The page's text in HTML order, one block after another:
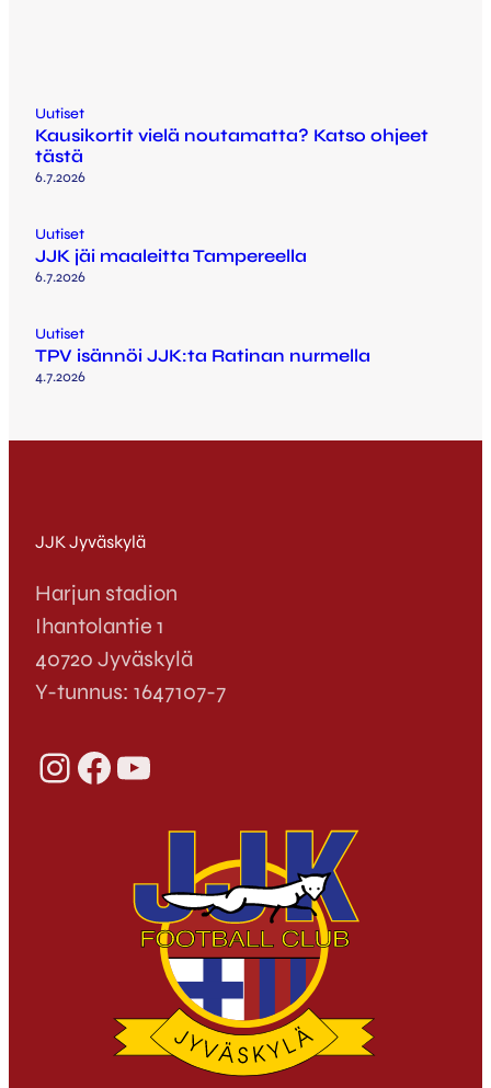
Uutiset
Kausikortit vielä noutamatta? Katso ohjeet
tästä
6.7.2026
Uutiset
JJK jäi maaleitta Tampereella
6.7.2026
Uutiset
TPV isännöi JJK:ta Ratinan nurmella
4.7.2026
JJK Jyväskylä
Harjun stadion
Ihantolantie 1
40720 Jyväskylä
Y-tunnus: 1647107-7
InstagramFacebook YouTube